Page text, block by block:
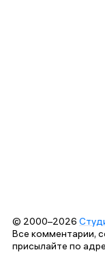
© 2000–2026
Все комментарии,
присылайте по